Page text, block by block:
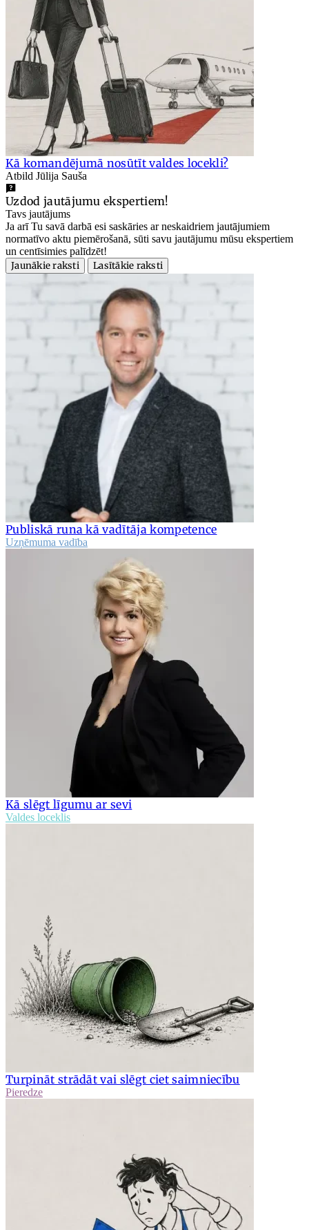
Kā komandējumā nosūtīt valdes locekli?
Atbild Jūlija Sauša
Uzdod jautājumu ekspertiem!
Tavs jautājums
Ja arī Tu savā darbā esi saskāries ar neskaidriem jautājumiem
normatīvo aktu piemērošanā, sūti savu jautājumu mūsu ekspertiem
un centīsimies palīdzēt!
Jaunākie raksti
Lasītākie raksti
Publiskā runa kā vadītāja kompetence
Uzņēmuma vadība
Kā slēgt līgumu ar sevi
Valdes loceklis
Turpināt strādāt vai slēgt ciet saimniecību
Pieredze